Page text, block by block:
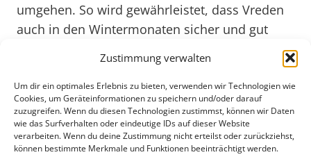
Zustimmung verwalten
Um dir ein optimales Erlebnis zu bieten, verwenden wir Technologien wie
Cookies, um Geräteinformationen zu speichern und/oder darauf
zuzugreifen. Wenn du diesen Technologien zustimmst, können wir Daten
wie das Surfverhalten oder eindeutige IDs auf dieser Website
verarbeiten. Wenn du deine Zustimmung nicht erteilst oder zurückziehst,
können bestimmte Merkmale und Funktionen beeinträchtigt werden.
umgehen. So wird gewährleistet, dass Vreden
auch in den Wintermonaten sicher und gut
erreichbar bleibt. Mit Blick auf das Jahr 2025 ist
davon auszugehen, dass der Winterdienst in
Vreden weiterhin auf einem hohen Niveau
operieren wird, um den Anforderungen an eine
moderne und lebenswerte Stadt gerecht zu
werden.